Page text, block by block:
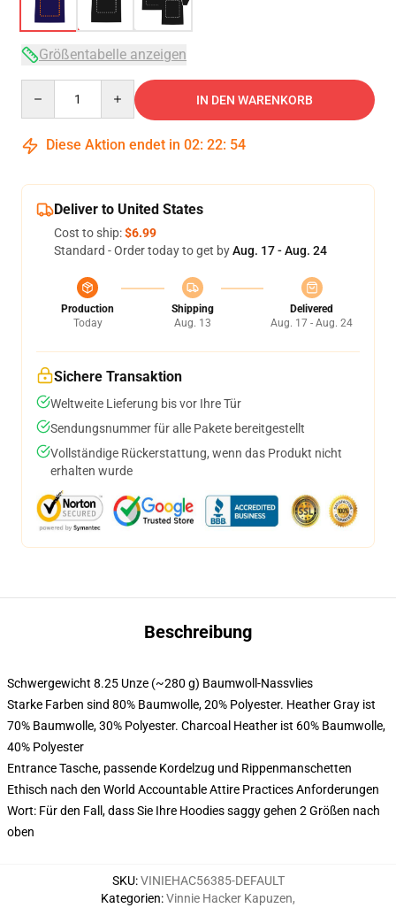
Größentabelle anzeigen
IN DEN WARENKORB
Diese Aktion endet in 02: 22: 54
Deliver to United States
Cost to ship:$6.99
Standard - Order today to get byAug. 17 - Aug. 24
Production
Today
Shipping
Aug. 13
Delivered
Aug. 17 - Aug. 24
Sichere Transaktion
Weltweite Lieferung bis vor Ihre Tür
Sendungsnummer für alle Pakete bereitgestellt
Vollständige Rückerstattung, wenn das Produkt nicht
erhalten wurde
Beschreibung
Schwergewicht 8.25 Unze (~280 g) Baumwoll-Nassvlies
Starke Farben sind 80% Baumwolle, 20% Polyester. Heather Gray ist
70% Baumwolle, 30% Polyester. Charcoal Heather ist 60% Baumwolle,
40% Polyester
Entrance Tasche, passende Kordelzug und Rippenmanschetten
Ethisch nach den World Accountable Attire Practices Anforderungen
Wort: Für den Fall, dass Sie Ihre Hoodies saggy gehen 2 Größen nach
oben
SKU:VINIEHAC56385-DEFAULT
Kategorien:Vinnie Hacker Kapuzen,